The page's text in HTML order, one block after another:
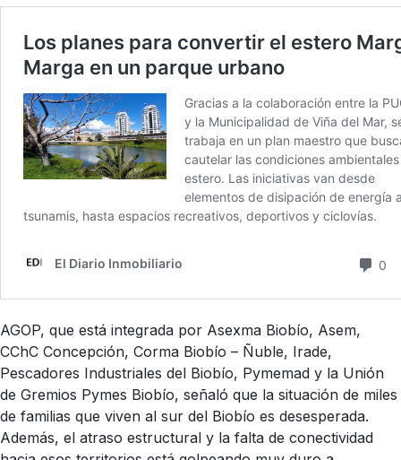
AGOP, que está integrada por Asexma Biobío, Asem,
CChC Concepción, Corma Biobío – Ñuble, Irade,
Pescadores Industriales del Biobío, Pymemad y la Unión
de Gremios Pymes Biobío, señaló que la situación de miles
de familias que viven al sur del Biobío es desesperada.
Además, el atraso estructural y la falta de conectividad